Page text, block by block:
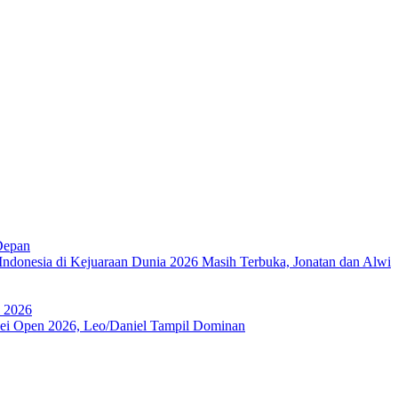
di Kejuaraan Dunia 2026 Masih Terbuka, Jonatan dan Alwi
2026
Open 2026, Leo/Daniel Tampil Dominan